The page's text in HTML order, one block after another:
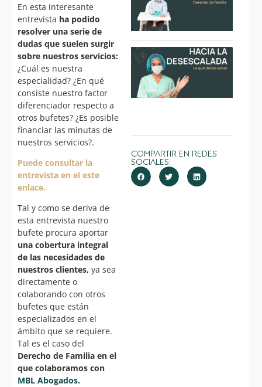
En esta interesante
entrevista ha podido
resolver una serie de
dudas que suelen surgir
sobre nuestros servicios:
¿Cuál es nuestra
especialidad? ¿En qué
consiste nuestro factor
diferenciador respecto a
otros bufetes? ¿Es posible
financiar las minutas de
nuestros servicios?.
Puede consultar la
entrevista en el este
enlace.
Tal y como se deriva de
esta entrevista nuestro
bufete procura aportar
una cobertura integral
de las necesidades de
nuestros clientes, ya sea
directamente o
colaborando con otros
bufetes que están
especializados en el
ámbito que se requiere.
Tal es el caso del
Derecho de Familia en el
que colaboramos con
MBL Abogados.
Compartir en Redes
Sociales: